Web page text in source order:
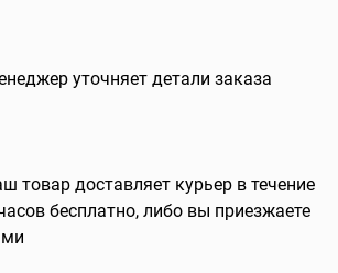
уточняет детали заказа
товар доставляет курьер в течение
бесплатно, либо вы приезжаете